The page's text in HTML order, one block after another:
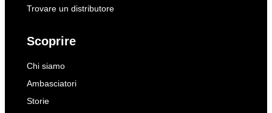
Trovare un distributore
Scoprire
Chi siamo
Ambasciatori
Storie